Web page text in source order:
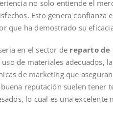
no solo entiende el
Esto genera confianza
que ha demostrado su
en el sector de reparto de
de materiales adecuados,
de marketing que
reputación suelen tener
lo cual es una excelente